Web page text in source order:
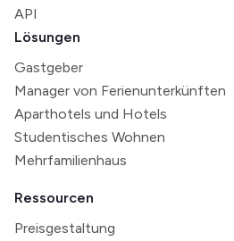
API
Lösungen
Gastgeber
Manager von Ferienunterkünften
Aparthotels und Hotels
Studentisches Wohnen
Mehrfamilienhaus
Ressourcen
Preisgestaltung